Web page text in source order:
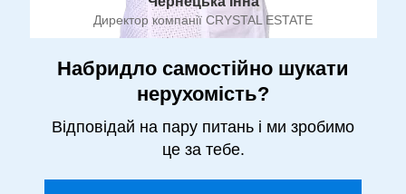
Директор компанії CRYSTAL ESTATE
Набридло самостійно шукати
нерухомість?
Відповідай на пару питань і ми зробимо
це за тебе.